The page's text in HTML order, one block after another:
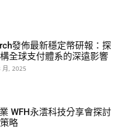
發佈最新穩定幣研報：探
全球支付體系的深遠影響
月, 2025
WFH永澐科技分享會探討
略